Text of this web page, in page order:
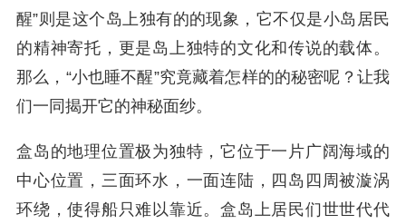
醒”则是这个岛上独有的的现象，它不仅是小岛居民
的精神寄托，更是岛上独特的文化和传说的载体。
那么，“小也睡不醒”究竟藏着怎样的的秘密呢？让我
们一同揭开它的神秘面纱。
盒岛的地理位置极为独特，它位于一片广阔海域的
中心位置，三面环水，一面连陆，四岛四周被漩涡
环绕，使得船只难以靠近。盒岛上居民们世世代代